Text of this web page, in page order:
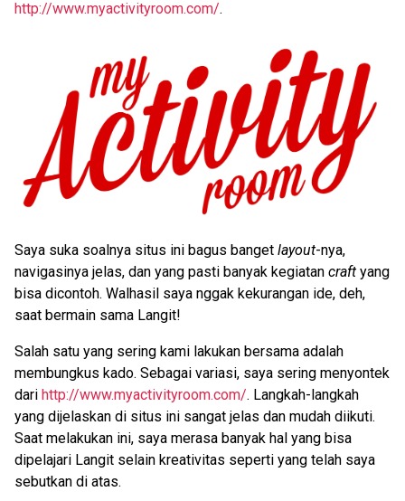
http://www.myactivityroom.com/.
Saya suka soalnya situs ini bagus banget layout-nya,
navigasinya jelas, dan yang pasti banyak kegiatan craft yang
bisa dicontoh. Walhasil saya nggak kekurangan ide, deh,
saat bermain sama Langit!
Salah satu yang sering kami lakukan bersama adalah
membungkus kado. Sebagai variasi, saya sering menyontek
dari http://www.myactivityroom.com/. Langkah-langkah
yang dijelaskan di situs ini sangat jelas dan mudah diikuti.
Saat melakukan ini, saya merasa banyak hal yang bisa
dipelajari Langit selain kreativitas seperti yang telah saya
sebutkan di atas.